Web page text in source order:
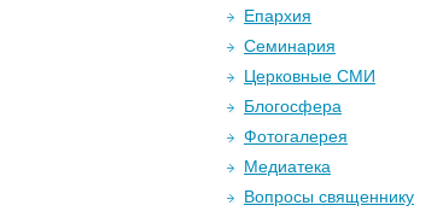
Епархия
Семинария
Церковные СМИ
Блогосфера
Фотогалерея
Медиатека
Вопросы священнику